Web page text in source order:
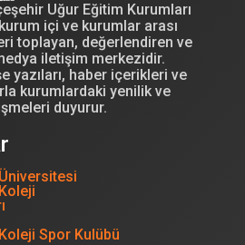
Uğur Eğitim Kurumları
kurum içi ve kurumlar arası
toplayan, değerlendiren ve
iletişim merkezidir.
yazıları, haber içerikleri ve
kurumlardaki yenilik ve
duyurur.
Spor Kulübü